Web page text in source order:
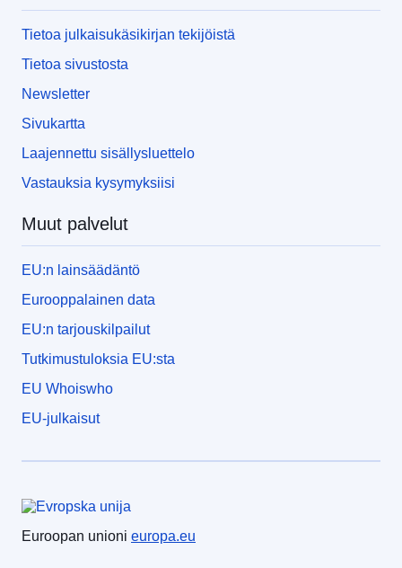
Tietoa julkaisukäsikirjan tekijöistä
Tietoa sivustosta
Newsletter
Sivukartta
Laajennettu sisällysluettelo
Vastauksia kysymyksiisi
Muut palvelut
EU:n lainsäädäntö
Eurooppalainen data
EU:n tarjouskilpailut
Tutkimustuloksia EU:sta
EU Whoiswho
EU-julkaisut
Euroopan unioni europa.eu